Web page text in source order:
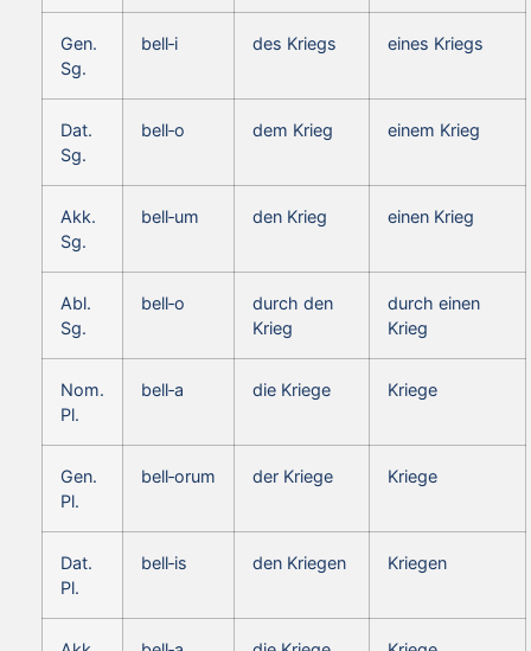
Gen.
Sg.
bell‑i des Kriegs eines Kriegs
Dat.
Sg.
bell‑o dem Krieg einem Krieg
Akk.
Sg.
bell‑um den Krieg einen Krieg
Abl.
Sg.
bell‑o
durch den
Krieg
durch einen
Krieg
Nom.
Pl.
bell‑a die Kriege Kriege
Gen.
Pl.
bell‑orum der Kriege Kriege
Dat.
Pl.
bell‑is den Kriegen Kriegen